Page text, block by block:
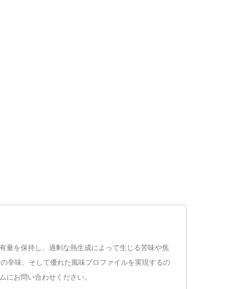
量を保持し、過剰な熱生成によって生じる苦味や焦
辛味、そして優れた風味プロファイルを実現するの
にお問い合わせください。